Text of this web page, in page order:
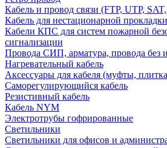
Кабель и провод связи (FTP, UTP,
Кабель для нестационарной
Кабели КПС для систем пожарной
сигнализации
Провода СИП, арматура, провода без
Нагревательный кабель
Аксессуары для кабеля (муфты,
Саморегулирующийся кабель
Резистивный кабель
Кабель NYM
Электротрубы гофрированные
Светильники
Светильники для офисов и